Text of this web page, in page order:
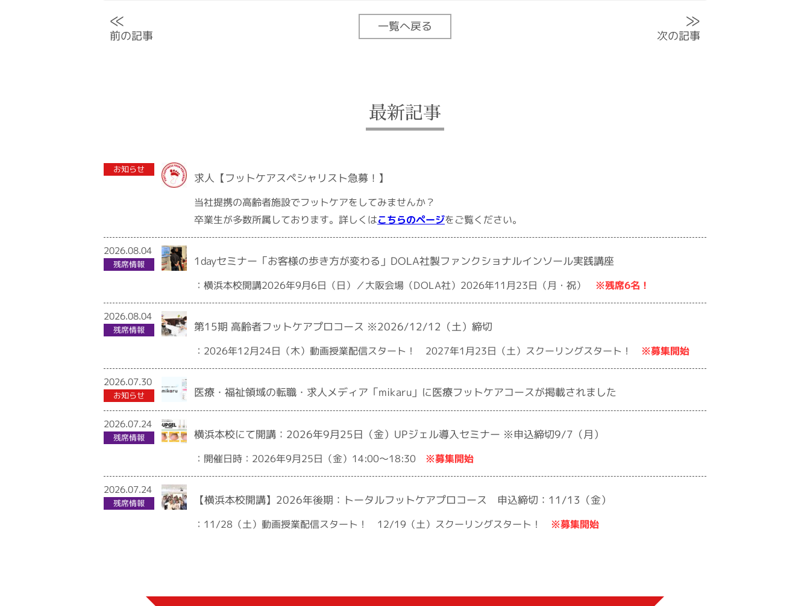
≪
前の記事
一覧へ戻る ≫
次の記事
最新記事
2020.07.10
お知らせ
求人【フットケアスペシャリスト急募！】
当社提携の高齢者施設でフットケアをしてみませんか？
卒業生が多数所属しております。詳しくはこちらのページをご覧ください。
2026.08.04
残席情報 1dayセミナー「お客様の歩き方が変わる」DOLA社製ファンクショナルインソール実践講座
：横浜本校開講2026年9月6日（日）／大阪会場（DOLA社）2026年11月23日（月・祝） ※残席6名！
2026.08.04
残席情報 第15期 高齢者フットケアプロコース ※2026/12/12（土）締切
：2026年12月24日（木）動画授業配信スタート！ 2027年1月23日（土）スクーリングスタート！ ※募集開始
2026.07.30
お知らせ 医療・福祉領域の転職・求人メディア「mikaru」に医療フットケアコースが掲載されました
2026.07.24
残席情報 横浜本校にて開講：2026年9月25日（金）UPジェル導入セミナー ※申込締切9/7（月）
：開催日時：2026年9月25日（金）14:00〜18:30 ※募集開始
2026.07.24
残席情報 【横浜本校開講】2026年後期：トータルフットケアプロコース 申込締切：11/13（金）
：11/28（土）動画授業配信スタート！ 12/19（土）スクーリングスタート！ ※募集開始